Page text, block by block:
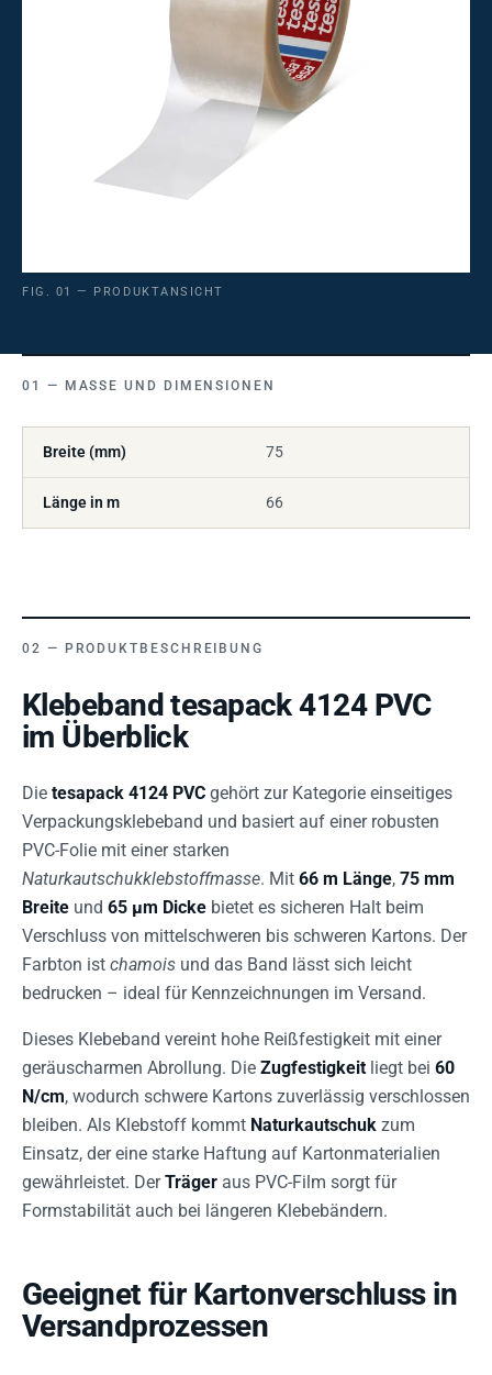
FIG. 01 — PRODUKTANSICHT
MASSE UND DIMENSIONEN
Breite (mm) 75
Länge in m 66
PRODUKTBESCHREIBUNG
Klebeband tesapack 4124 PVC
im Überblick
Die tesapack 4124 PVC gehört zur Kategorie einseitiges
Verpackungsklebeband und basiert auf einer robusten
PVC-Folie mit einer starken
Naturkautschukklebstoffmasse. Mit 66 m Länge, 75 mm
Breite und 65 µm Dicke bietet es sicheren Halt beim
Verschluss von mittelschweren bis schweren Kartons. Der
Farbton ist chamois und das Band lässt sich leicht
bedrucken – ideal für Kennzeichnungen im Versand.
Dieses Klebeband vereint hohe Reißfestigkeit mit einer
geräuscharmen Abrollung. Die Zugfestigkeit liegt bei 60
N/cm, wodurch schwere Kartons zuverlässig verschlossen
bleiben. Als Klebstoff kommt Naturkautschuk zum
Einsatz, der eine starke Haftung auf Kartonmaterialien
gewährleistet. DerTräger aus PVC-Film sorgt für
Formstabilität auch bei längeren Klebebändern.
Geeignet für Kartonverschluss in
Versandprozessen